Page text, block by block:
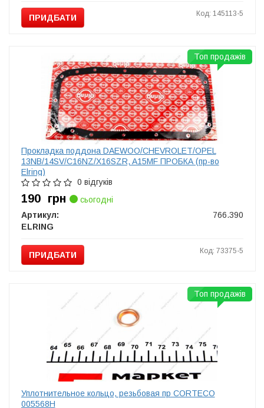
ПРИДБАТИ Код: 145113-5
Прокладка поддона DAEWOO/CHEVROLET/OPEL
13NB/14SV/C16NZ/X16SZR, A15MF ПРОБКА (пр-во
Elring)
0 відгуків
190 грн
сьогодні
Артикул:
766.390
ELRING
ПРИДБАТИ Код: 73375-5
Топ продажів
Уплотнительное кольцо, резьбовая пр CORTECO
005568H
Топ продажів